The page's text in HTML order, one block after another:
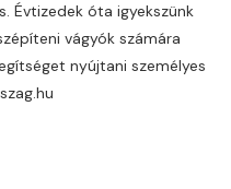
Évtizedek óta igyekszünk
vágyók számára
nyújtani személyes